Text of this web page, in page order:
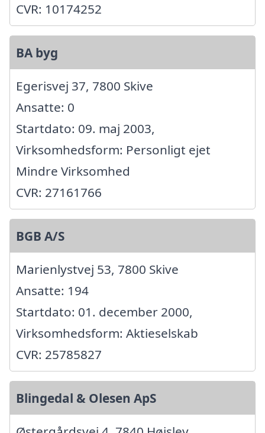
CVR: 10174252
BA byg
Egerisvej 37, 7800 Skive
Ansatte: 0
Startdato: 09. maj 2003,
Virksomhedsform: Personligt ejet
Mindre Virksomhed
CVR: 27161766
BGB A/S
Marienlystvej 53, 7800 Skive
Ansatte: 194
Startdato: 01. december 2000,
Virksomhedsform: Aktieselskab
CVR: 25785827
Blingedal & Olesen ApS